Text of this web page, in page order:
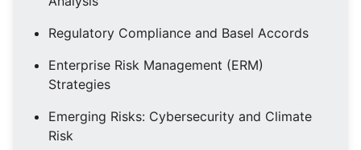
Regulatory Compliance and Basel Accords
Enterprise Risk Management (ERM)
Strategies
Emerging Risks: Cybersecurity and Climate
Risk